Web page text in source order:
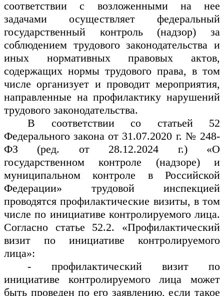
соответствии с возложенными на нее
задачами осуществляет федеральный
государственный контроль (надзор) за
соблюдением трудового законодательства и
иных нормативных правовых актов,
содержащих нормы трудового права, в том
числе организует и проводит мероприятия,
направленные на профилактику нарушений
трудового законодательства.
В соответствии со статьей 52
Федерального закона от 31.07.2020 г. № 248-
ФЗ (ред. от 28.12.2024
г.) «О
государственном контроле (надзоре) и
муниципальном контроле в Российской
Федерации» трудовой инспекцией
проводятся профилактические визиты, в том
числе по инициативе контролируемого лица.
Согласно статье 52.2. «Профилактический
визит по инициативе контролируемого
лица»:
- профилактический визит по
инициативе контролируемого лица может
быть проведен по его заявлению, если такое